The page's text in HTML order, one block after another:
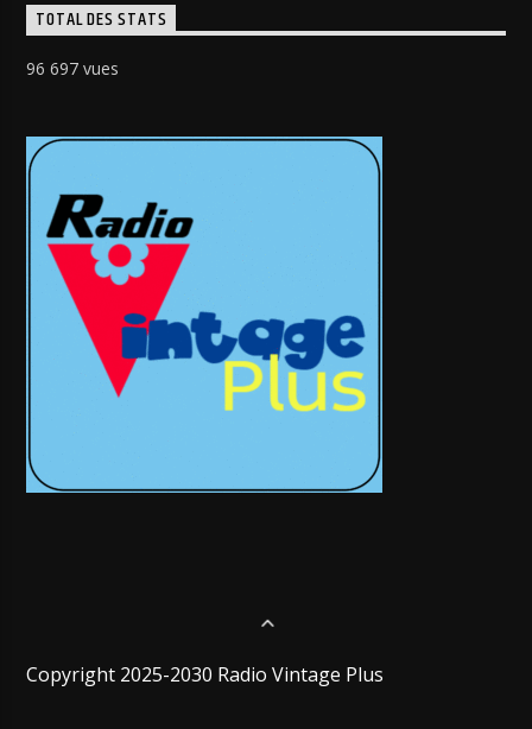
TOTAL DES STATS
96 697 vues
Copyright 2025-2030 Radio Vintage Plus